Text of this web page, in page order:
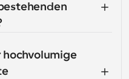
hochvolumige